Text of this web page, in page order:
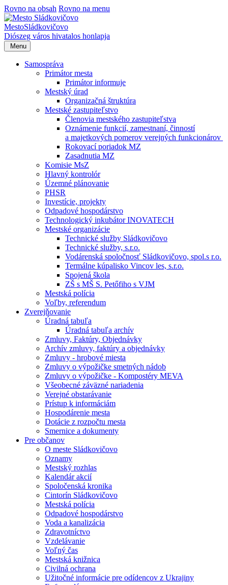
Rovno na obsah Rovno na menu
MestoSládkovičovo
Diószeg város hivatalos honlapja
Menu
Samospráva
Primátor mesta
Primátor informuje
Mestský úrad
Organizačná štruktúra
Mestské zastupiteľstvo
Členovia mestského zastupiteľstva
Oznámenie funkcií, zamestnaní, činností
a majetkových pomerov verejných funkcionárov
Rokovací poriadok MZ
Zasadnutia MZ
Komisie MsZ
Hlavný kontrolór
Územné plánovanie
PHSR
Investície, projekty
Odpadové hospodárstvo
Technologický inkubátor INOVATECH
Mestské organizácie
Technické služby Sládkovičovo
Technické služby, s.r.o.
Vodárenská spoločnosť Sládkovičovo, spol.s r.o.
Termálne kúpalisko Vincov les, s.r.o.
Spojená škola
ZŠ s MŠ S. Petőfiho s VJM
Mestská polícia
Voľby, referendum
Zverejňovanie
Úradná tabuľa
Úradná tabuľa archív
Zmluvy, Faktúry, Objednávky
Archív zmluvy, faktúry a objednávky
Zmluvy - hrobové miesta
Zmluvy o výpožičke smetných nádob
Zmluvy o výpožičke - Kompostéry MEVA
Všeobecné záväzné nariadenia
Verejné obstarávanie
Prístup k informáciám
Hospodárenie mesta
Dotácie z rozpočtu mesta
Smernice a dokumenty
Pre občanov
O meste Sládkovičovo
Oznamy
Mestský rozhlas
Kalendár akcií
Spoločenská kronika
Cintorín Sládkovičovo
Mestská polícia
Odpadové hospodárstvo
Voda a kanalizácia
Zdravotníctvo
Vzdelávanie
Voľný čas
Mestská knižnica
Civilná ochrana
Užitočné informácie pre odídencov z Ukrajiny